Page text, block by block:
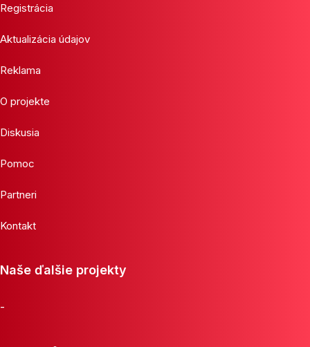
Registrácia
Aktualizácia údajov
Reklama
O projekte
Diskusia
Pomoc
Partneri
Kontakt
Naše ďalšie projekty
-